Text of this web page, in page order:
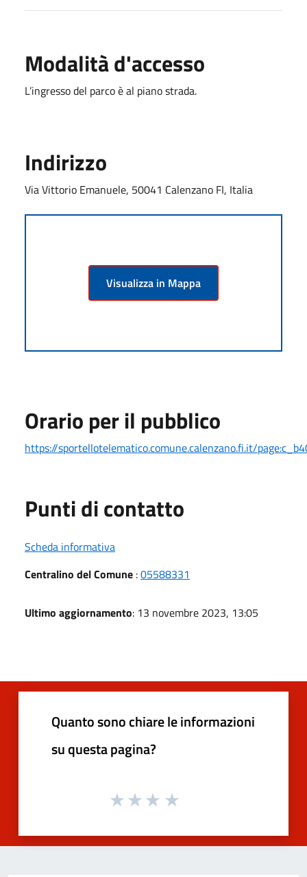
Modalità d'accesso
L’ingresso del parco è al piano strada.
Indirizzo
Via Vittorio Emanuele, 50041 Calenzano FI, Italia
Visualizza in Mappa
Orario per il pubblico
https://sportellotelematico.comune.calenzano.fi.it/
Punti di contatto
Scheda informativa
Centralino del Comune :05588331
Ultimo aggiornamento: 13 novembre 2023, 13:05
Quanto sono chiare le informazioni
su questa pagina?